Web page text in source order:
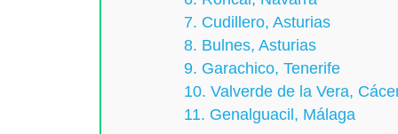
7. Cudillero, Asturias
8. Bulnes, Asturias
9. Garachico, Tenerife
10. Valverde de la Vera,
11. Genalguacil, Málaga